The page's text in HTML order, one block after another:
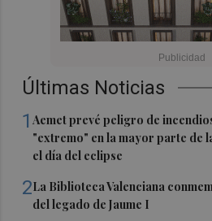
Últimas Noticias
1Aemet prevé peligro de
"extremo" en la mayor parte de
el día del eclipse
2La Biblioteca Valenciana
del legado de Jaume I